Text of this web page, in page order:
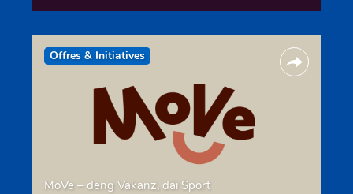
Offres & Initiatives
MoVe – deng Vakanz, däi Sport